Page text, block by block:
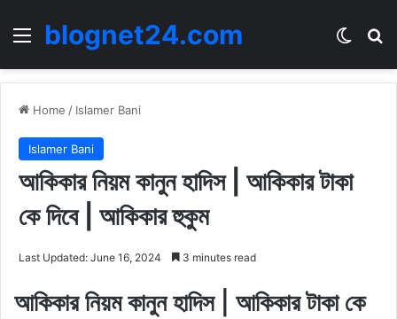
Menublognet24.com
Home / Islamer Bani
Islamer Bani
আকিকার নিয়ম কানুন হাদিস | আকিকার টাকা
কে দিবে | আকিকার হুকুম
Last Updated: June 16, 2024 3 minutes read
আকিকার নিয়ম কানুন হাদিস | আকিকার টাকা কে